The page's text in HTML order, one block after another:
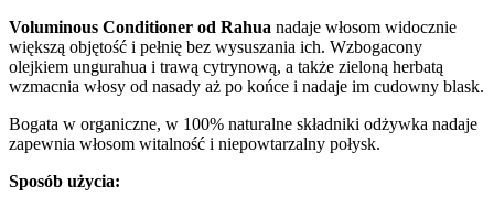
Voluminous Conditioner od Rahua nadaje włosom widocznie
większą objętość i pełnię bez wysuszania ich. Wzbogacony
olejkiem ungurahua i trawą cytrynową, a także zieloną herbatą
wzmacnia włosy od nasady aż po końce i nadaje im cudowny blask.
Bogata w organiczne, w 100% naturalne składniki odżywka nadaje
zapewnia włosom witalność i niepowtarzalny połysk.
Sposób użycia: